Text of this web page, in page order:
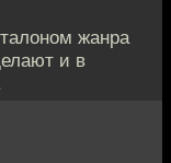
жанра
и в